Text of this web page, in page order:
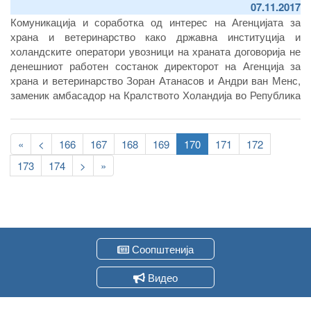
07.11.2017
Комуникација и соработка од интерес на Агенцијата за
храна и ветеринарство како државна институција и
холандските оператори увозници на храната договорија не
денешниот работен состанок директорот на Агенција за
храна и ветеринарство Зоран Атанасов и Андри ван Менс,
заменик амбасадор на Кралството Холандија во Република
Pagination
First
page
«
Previous
page
< Page
166 Page
167 Page
168 Page
169
Current
page
170 Page
171 Page
172
Page
173 Page
174
Следна
страна
>
Last
page
»
Соопштенија
Видео